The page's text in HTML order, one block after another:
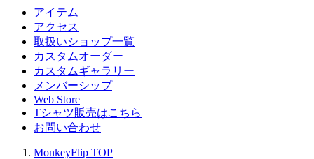
アイテム
アクセス
取扱いショップ一覧
カスタムオーダー
カスタムギャラリー
メンバーシップ
Web Store
Tシャツ販売はこちら
お問い合わせ
MonkeyFlip TOP